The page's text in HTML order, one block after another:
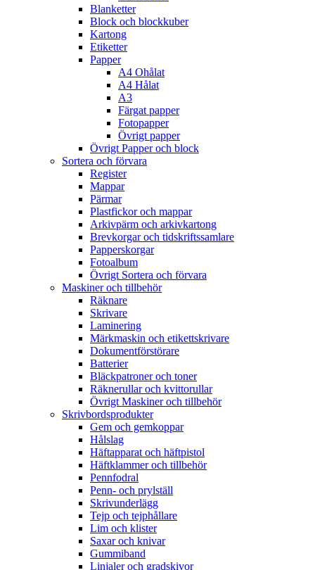
Blanketter
Block och blockkuber
Kartong
Etiketter
Papper
A4 Ohålat
A4 Hålat
A3
Färgat papper
Fotopapper
Övrigt papper
Övrigt Papper och block
Sortera och förvara
Register
Mappar
Pärmar
Plastfickor och mappar
Arkivpärm och arkivkartong
Brevkorgar och tidskriftssamlare
Papperskorgar
Fotoalbum
Övrigt Sortera och förvara
Maskiner och tillbehör
Räknare
Skrivare
Laminering
Märkmaskin och etikettskrivare
Dokumentförstörare
Batterier
Bläckpatroner och toner
Räknerullar och kvittorullar
Övrigt Maskiner och tillbehör
Skrivbordsprodukter
Gem och gemkoppar
Hålslag
Häftapparat och häftpistol
Häftklammer och tillbehör
Pennfodral
Penn- och prylställ
Skrivunderlägg
Tejp och tejphållare
Lim och klister
Saxar och knivar
Gummiband
Linjaler och gradskivor